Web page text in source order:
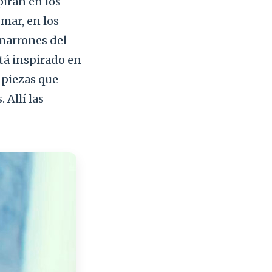
en los
del
inspirado en
que
Allí las